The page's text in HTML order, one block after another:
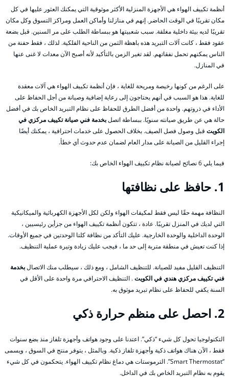
أنظمة تكييف الهواء هي الأجهزة المنزلية الأكثر موثوقية التي يمكنك العثور عليها في كل
مكان تقريبًا في الوقت الحاضر. إنهم في منازلنا وأماكن العمل ومراكز التسوق وكل مكان
تقريبًا لديه بيئة داخلية مغلقة. سبب شعبيتها هو ببساطة الطلب على مر السنين. قبل بضعة
عقود فقط ، كانت آلات التبريد هذه باهظة الثمن من الناحية الفلكية. لذلك ، فقط حفنة من
الناس يمكنهم تحمل نفقاتهم. لقد تغير الزمن بالتأكيد لأنه أصبح الآن معدات لا غنى عنها
في المنازل.
على الرغم من كونها رخيصة ومريحة للغاية ، فإن أنظمة تكييف الهواء هي آلات معقدة
للغاية. هذا هو السبب في أنهم يحتاجون إلى رعاية إضافية وصيانة من أجل الحفاظ على
الأداء في ذروتهم. واحدة من أفضل الطرق للحفاظ على نظام التبريد الخاص بك في أفضل
حالة هي عن طريق صيانته سنويًا. ببساطة اتصلبخدمة فني صيانة تكييف مركزي في
الكويت قبل وصول فصل الصيف. بخلاف الحصول على خدمات احترافية ، يمكنك أيضًا
إجراء القليل من الصيانة على مدار العام لضمان عدم حدوث أي خطأ.
فيما يلي 6 نصائح لصيانة نظام تكييف الهواء الخاص بك:
1. حافظ على نظافتها
النظافة مهمة حقًا ليس فقط لمكيفات الهواء ولكن لكل الأجهزة الكهربائية والميكانيكية
التي لديك في المنزل تقريبًا. عادة ، تتكون أنظمة تكييف الهواء من جزأين رئيسيين ،
الوحدة الداخلية والوحدة الخارجية. عليك التأكد من نظافة كلتا الوحدتين في جميع الأوقات.
إذا كنت تعيش في منطقة متربة إلى حد ما ، فيجب عليك زيادة وتيرة عملية التنظيف.
التنظيف القليل مفيد للصيانة. للتنظيف الشامل ، ومع ذلك ، سيطلب منك الاتصالبخدمة
فني تكييف مركزي هندي في الكويت. التنظيف الاحترافي مرة واحدة على الأقل في
السنة يكفي للحفاظ على نظام تبريد موثوق به.
2. احصل على منظم حرارة ذكي
التكنولوجيا تحول كل شيء “ذكي”. اعتدنا على وجود هواتف وأجهزة تلفاز منذ بضع سنوات
فقط ، الآن هناك هواتف ذكية وأجهزة تلفاز ذكية. وبالمثل ، يتوفر منتج في السوق ، ويسمى
“Smart Thermostat”. الترموستات هي دماغ نظام تكييف الهواء. يتحكمون في كل شيء
يقوم به نظام التبريد الخاص بك في الداخل.